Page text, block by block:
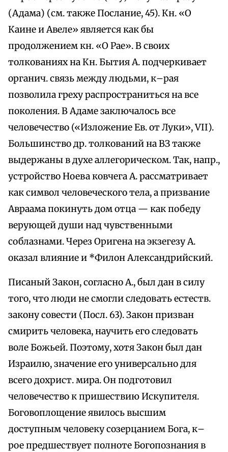
(Адама) (см. также Послание, 45). Кн. «О
Каине и Авеле» является как бы
продолжением кн. «О Рае». В своих
толкованиях на Кн. Бытия А. подчеркивает
органич. связь между людьми, к–рая
позволила греху распространиться на все
поколения. В Адаме заключалось все
человечество («Изложение Ев. от Луки», VII).
Большинство др. толкований на ВЗ также
выдержаны в духе аллегорическом. Так, напр.,
устройство Ноева ковчега А. рассматривает
как символ человеческого тела, а призвание
Авраама покинуть дом отца — как победу
верующей души над чувственными
соблазнами. Через Оригена на экзегезу А.
оказал влияние и *Филон Александрийский.
Писаный Закон, согласно А., был дан в силу
того, что люди не смогли следовать естеств.
закону совести (Посл. 63). Закон призван
смирить человека, научить его следовать
воле Божьей. Поэтому, хотя Закон был дан
Израилю, значение его универсально для
всего дохрист. мира. Он подготовил
человечество к пришествию Искупителя.
Боговоплощение явилось высшим
доступным человеку созерцанием Бога, к–
рое предшествует полноте Богопознания в